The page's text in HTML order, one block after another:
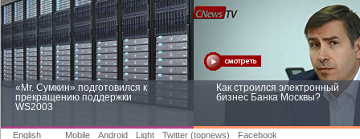
«Mr. Сумкин» подготовился к
прекращению поддержки
WS2003
Как строился электронный
бизнес Банка Москвы?
English Mobile Android Light Twitter (topnews) Facebook